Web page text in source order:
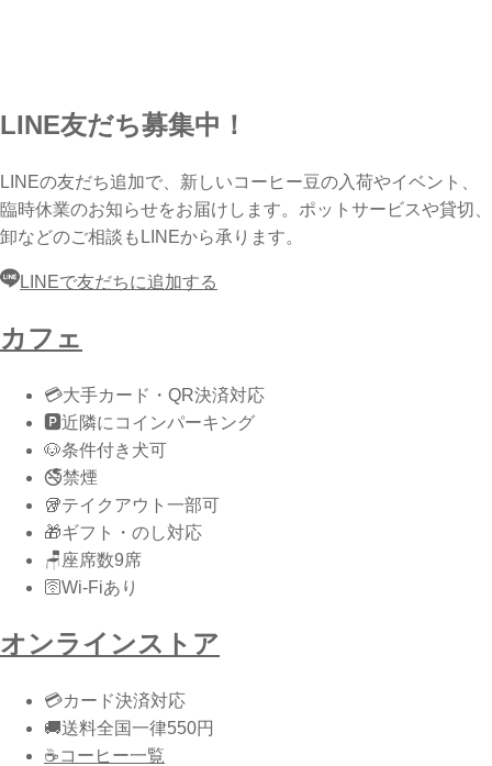
LINE友だち募集中！
LINEの友だち追加で、新しいコーヒー豆の入荷やイベント、
臨時休業のお知らせをお届けします。ポットサービスや貸切、
卸などのご相談もLINEから承ります。
LINEで友だちに追加する
カフェ
💳大手カード・QR決済対応
🅿️ 近隣にコインパーキング
🐶条件付き犬可
🚭禁煙
🥡テイクアウト一部可
🎁ギフト・のし対応
🪑 座席数9席
🛜Wi-Fiあり
オンラインストア
💳カード決済対応
🚚送料全国一律550円
☕️コーヒー一覧